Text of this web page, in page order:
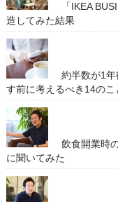
「IKEA
造してみた結果
約半数が1
す前に考えるべき14のこ
飲食開業時
に聞いてみた